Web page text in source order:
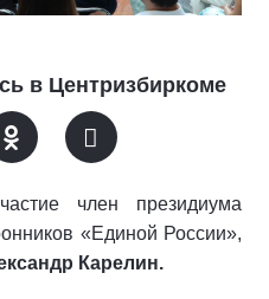
в Центризбиркоме
член президиума
«Единой России»,
Карелин.